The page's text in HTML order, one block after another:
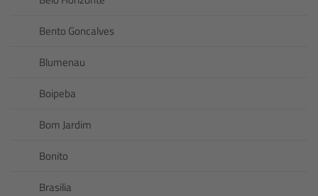
Bento Goncalves
Blumenau
Boipeba
Bom Jardim
Bonito
Brasilia